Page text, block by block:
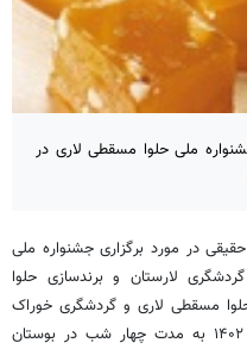
ملی حلوا مسقطی لاری در
در مورد برگزاری جشنواره ملی
لارستان و برندسازی حلوا
مسقطی لاری و گردشگری خوراک
رمضان لارستان از هفتم تا دهم فروردین ۱۴۰۲ به مدت چهار شب در بوستان